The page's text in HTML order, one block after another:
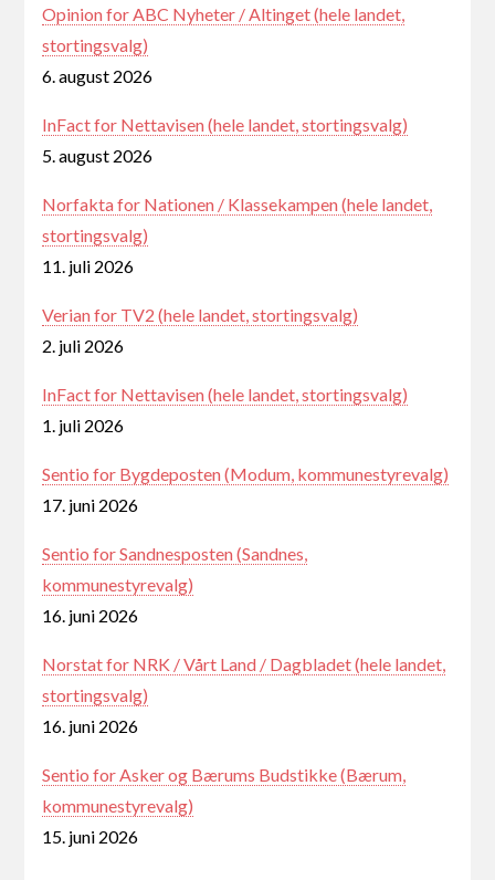
Opinion for ABC Nyheter / Altinget (hele landet,
stortingsvalg)
6. august 2026
InFact for Nettavisen (hele landet, stortingsvalg)
5. august 2026
Norfakta for Nationen / Klassekampen (hele landet,
stortingsvalg)
11. juli 2026
Verian for TV2 (hele landet, stortingsvalg)
2. juli 2026
InFact for Nettavisen (hele landet, stortingsvalg)
1. juli 2026
Sentio for Bygdeposten (Modum, kommunestyrevalg)
17. juni 2026
Sentio for Sandnesposten (Sandnes,
kommunestyrevalg)
16. juni 2026
Norstat for NRK / Vårt Land / Dagbladet (hele landet,
stortingsvalg)
16. juni 2026
Sentio for Asker og Bærums Budstikke (Bærum,
kommunestyrevalg)
15. juni 2026